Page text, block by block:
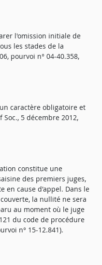
l'omission initiale de
les stades de la
pourvoi n° 04-40.358,
caractère obligatoire et
5 décembre 2012,
constitue une
des premiers juges,
en cause d'appel. Dans le
la nullité ne sera
au moment où le juge
du code de procédure
n° 15-12.841).